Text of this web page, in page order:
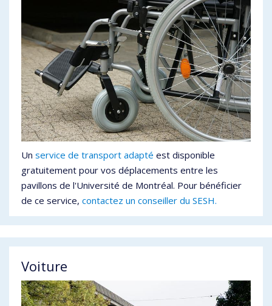
Un service de transport adapté est disponible
gratuitement pour vos déplacements entre les
pavillons de l'Université de Montréal. Pour bénéficier
de ce service, contactez un conseiller du SESH.
Voiture